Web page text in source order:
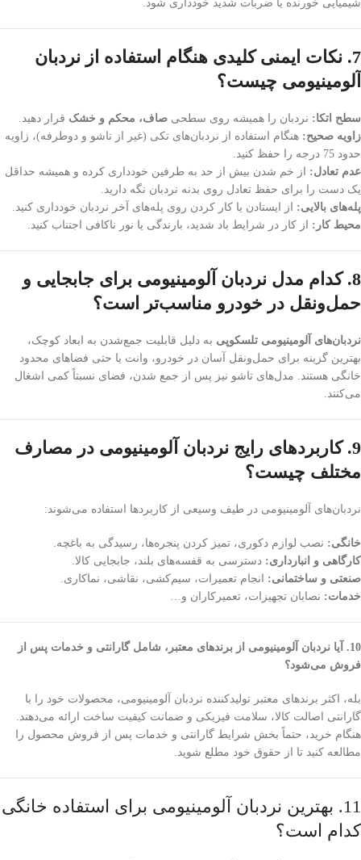
شیمیایی خورنده یا ضربات شدید خودداری شود.
7. نکات ایمنی کلیدی هنگام استفاده از نردبان
آلومینیومی چیست؟
سطح اتکا: نردبان را همیشه روی سطحی صاف، محکم و خشک قرار دهید.
زاویه صحیح: هنگام استفاده از نردبان‌های تکی (غیر از تاشو و دوطرفه)، زاویه
حدود 75 درجه را حفظ کنید.
عدم تعادل: از خم شدن بیش از حد به طرفین خودداری کرده و همیشه حداقل
یک دست را برای حفظ تعادل روی بدنه نردبان نگه دارید.
پله‌های بالایی: از ایستادن یا کار کردن روی پله‌های آخر نردبان خودداری کنید.
محیط کار: از کار در شرایط باد شدید، بارندگی یا نور ناکافی اجتناب کنید.
8. کدام مدل نردبان آلومینیومی برای جابجایی و
حمل‌ونقل در خودرو مناسب‌تر است؟
نردبان‌های آلومینیومی تلسکوپی به دلیل قابلیت جمع‌شدن به ابعاد کوچک،
بهترین گزینه برای حمل‌ونقل آسان در خودرو، وانت یا حتی فضاهای محدود
خانگی هستند. مدل‌های تاشو نیز پس از جمع شدن، فضای نسبتاً کمی اشغال
می‌کنند.
9. کاربردهای رایج نردبان آلومینیومی در مصارف
مختلف چیست؟
نردبان‌های آلومینیومی در طیف وسیعی از کاربردها استفاده می‌شوند:
خانگی: نصب لوازم دکوری، تمیز کردن پنجره‌ها، رسیدگی به باغچه.
کارگاهی و انبارداری: دسترسی به قفسه‌های بلند، جابجایی کالا.
صنعتی و ساختمانی: انجام تعمیرات، سیم‌کشی، نقاشی، نماکاری.
خدمات: نصابان تجهیزات، تعمیرکاران و…
10. آیا نردبان آلومینیومی از برندهای معتبر، شامل گارانتی و خدمات پس از
فروش می‌شود؟
بله، اکثر برندهای معتبر تولیدکننده نردبان آلومینیومی، محصولات خود را با
گارانتی اصالت کالا، سلامت فیزیکی و ضمانت کیفیت ساخت ارائه می‌دهند.
هنگام خرید، حتماً بخش شرایط گارانتی و خدمات پس از فروش محصول را
مطالعه کنید تا از حقوق خود مطلع شوید.
11. بهترین نردبان آلومینیومی برای استفاده خانگی
کدام است؟